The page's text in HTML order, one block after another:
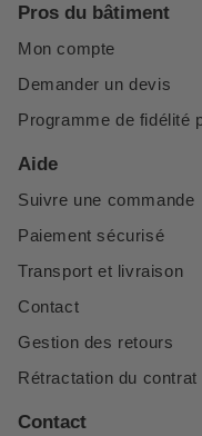
Pros du bâtiment
Mon compte
Demander un devis
Programme de fidélité
Aide
Suivre une commande
Paiement sécurisé
Transport et livraison
Contact
Gestion des retours
Rétractation du contrat
Contact